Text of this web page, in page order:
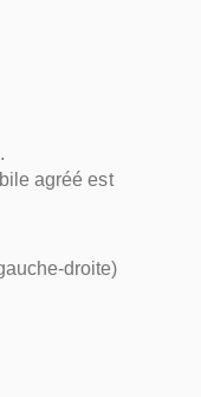
agréé est
droite)